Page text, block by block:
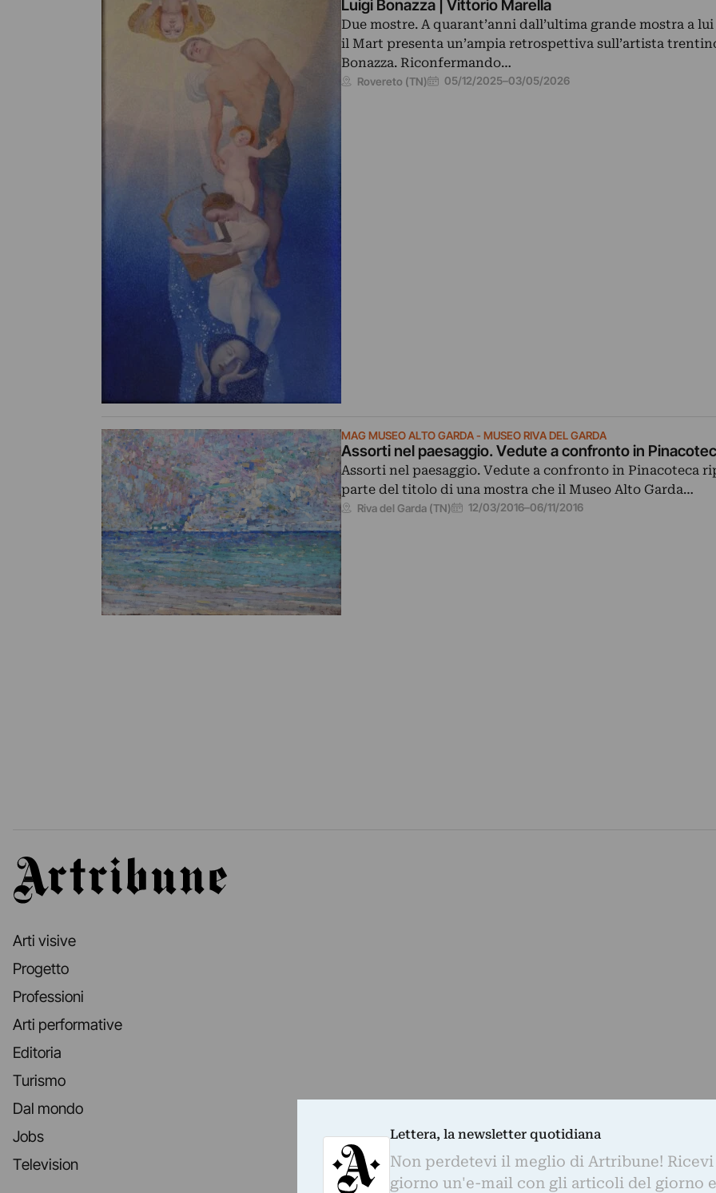
Luigi Bonazza | Vittorio Marella
Due mostre. A quarant’anni dall’ultima grande mostra a
il Mart presenta un’ampia retrospettiva sull’artista
Bonazza. Riconfermando…
Rovereto (TN) 05/12/2025–03/05/2026
MAG MUSEO ALTO GARDA - MUSEO RIVA DEL GARDA
Assorti nel paesaggio. Vedute a confronto in
Assorti nel paesaggio. Vedute a confronto in Pinacoteca
parte del titolo di una mostra che il Museo Alto Garda…
Riva del Garda (TN) 12/03/2016–06/11/2016
Artribune
Arti visive
Progetto
Professioni
Arti performative
Editoria
Turismo
Dal mondo
Jobs
Television
Lettera, la newsletter quotidiana
Non perdetevi il meglio di Artribune! Ricevi
giorno un'e-mail con gli articoli del giorno e